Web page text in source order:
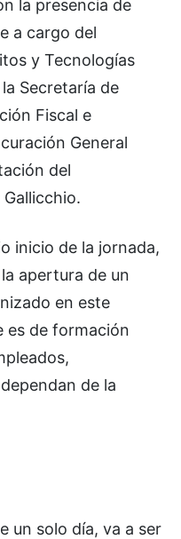
la presencia de
a cargo del
y Tecnologías
Secretaría de
Fiscal e
General
del
Gallicchio.
inicio de la jornada,
apertura de un
en este
es de formación
de la
un solo día, va a ser